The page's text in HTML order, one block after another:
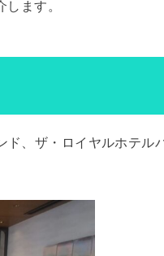
します。
ド、ザ・ロイヤルホテ